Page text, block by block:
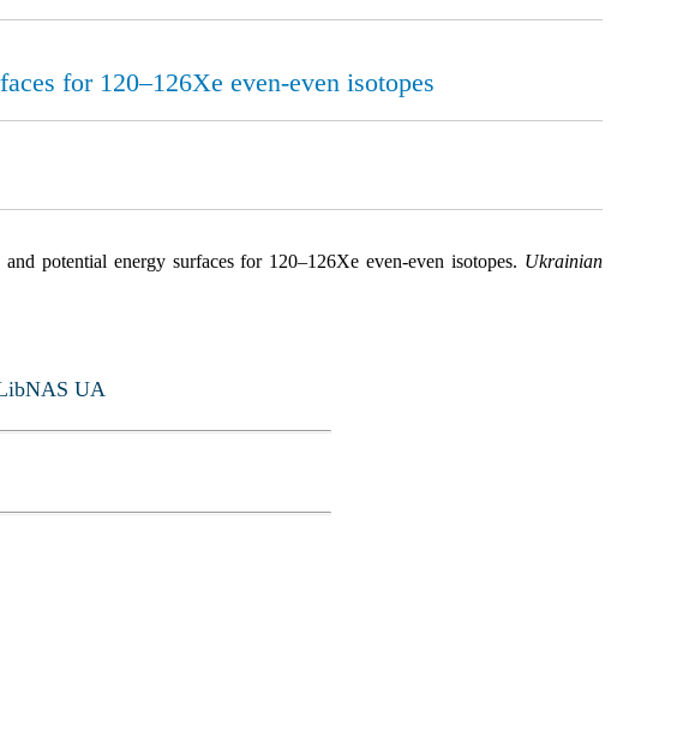
for 120–126Xe even-even isotopes
potential energy surfaces for 120–126Xe even-even isotopes. Ukrainian
LibNAS UA